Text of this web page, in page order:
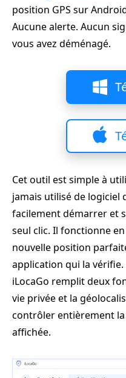
position GPS sur
Aucune alerte. Aucun
vous avez déménagé.
Cet outil est simple à
jamais utilisé de logiciel
facilement démarrer et
seul clic. Il fonctionne
nouvelle position
application qui la vérifie.
iLocaGo remplit deux
vie privée et la
contrôler entièrement
affichée.